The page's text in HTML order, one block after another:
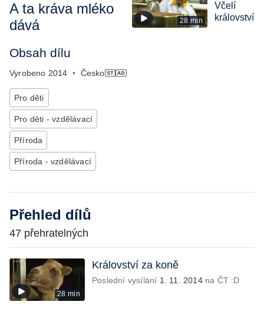
A ta kráva mléko
dává
Obsah dílu
Vyrobeno 2014 • Česko
Pro děti
Pro děti - vzdělávací
Příroda
Příroda - vzdělávací
28 min
Včelí
království
Přehled dílů
47 přehratelných
28 min
Království za koně
Poslední vysílání 1. 11. 2014na ČT :D